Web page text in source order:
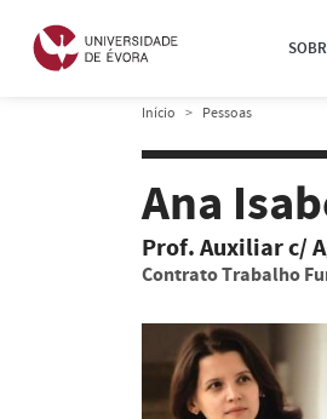
Início Pessoas
Ana
Prof. Auxiliar c/
Contrato Trabalho